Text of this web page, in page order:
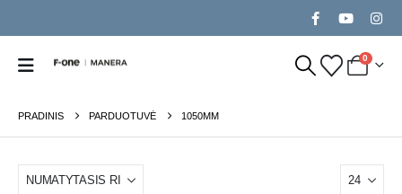
0
PRADINIS PARDUOTUVĖ 1050MM